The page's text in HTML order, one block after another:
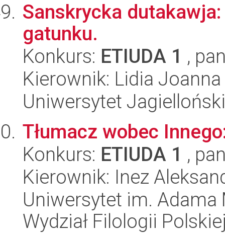
Sanskrycka
gatunku.
Konkurs: ETIUDA 1 ,
Kierownik: Lidia
Uniwersytet
Tłumacz wobec
Konkurs: ETIUDA 1 ,
Kierownik: Inez
Uniwersytet im.
Wydział Filologii